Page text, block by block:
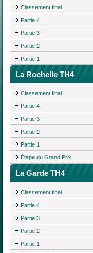
Classement final
Partie 4
Partie 3
Partie 2
Partie 1
La Rochelle TH4
Classement final
Partie 4
Partie 3
Partie 2
Partie 1
Étape du Grand Prix
La Garde TH4
Classement final
Partie 4
Partie 3
Partie 2
Partie 1